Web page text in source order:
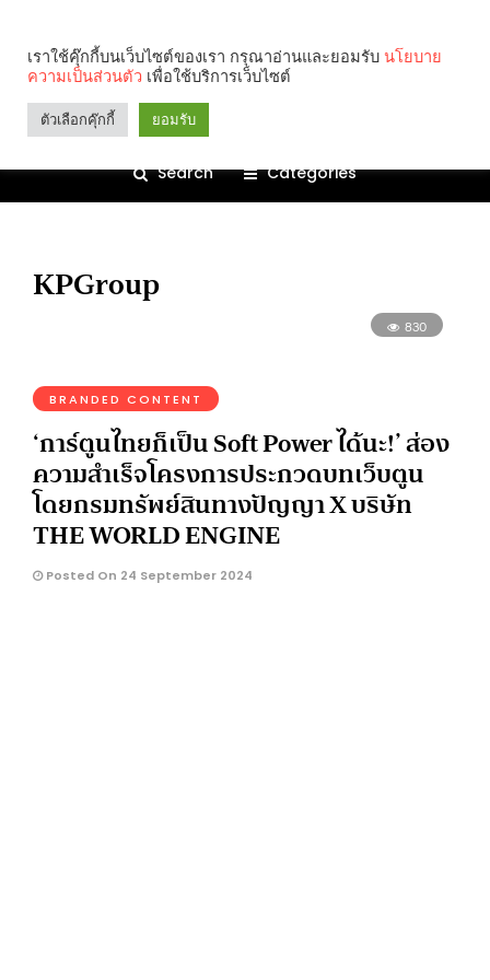
Search Categories
KPGroup
830
BRANDED CONTENT
‘การ์ตูนไทยก็เป็น Soft Power ได้นะ!’ ส่อง
ความสำเร็จโครงการประกวดบทเว็บตูน
โดยกรมทรัพย์สินทางปัญญา X บริษัท
THE WORLD ENGINE
Posted On 24 September 2024
เราใช้คุ๊กกี้บนเว็บไซต์ของเรา กรุณาอ่านและยอมรับ นโยบาย
ความเป็นส่วนตัว เพื่อใช้บริการเว็บไซต์
ตัวเลือกคุ๊กกี้ ยอมรับ